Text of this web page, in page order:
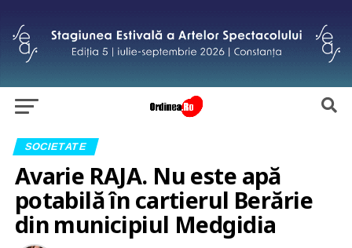
SOCIETATE
Avarie RAJA. Nu este apă
potabilă în cartierul Berărie
din municipiul Medgidia